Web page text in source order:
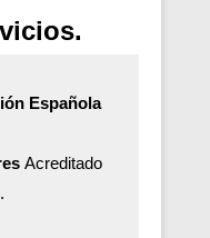
Española
Acreditado